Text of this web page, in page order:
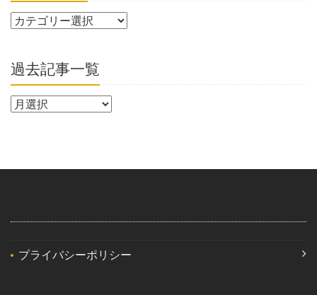
過去記事一覧
プライバシーポリシー